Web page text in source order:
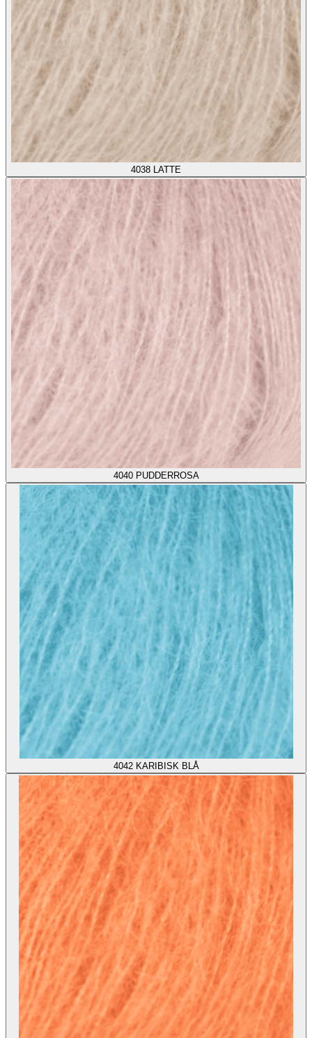
4038 LATTE
4040 PUDDERROSA
4042 KARIBISK BLÅ